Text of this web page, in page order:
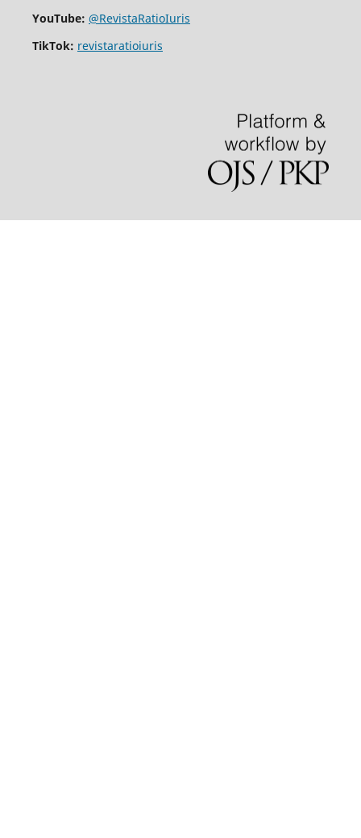
YouTube: @RevistaRatioIuris
TikTok: revistaratioiuris